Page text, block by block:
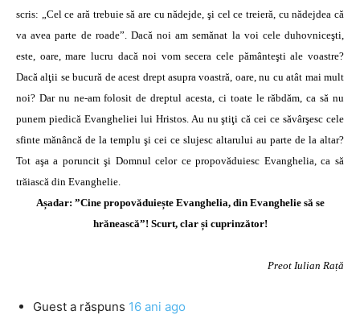
scris: „Cel ce ară trebuie să are cu nădejde, şi cel ce treieră, cu nădejdea că
va avea parte de roade”. Dacă noi am semănat la voi cele duhovniceşti,
este, oare, mare lucru dacă noi vom secera cele pământeşti ale voastre?
Dacă alţii se bucură de acest drept asupra voastră, oare, nu cu atât mai mult
noi? Dar nu ne-am folosit de dreptul acesta, ci toate le răbdăm, ca să nu
punem piedică Evangheliei lui Hristos. Au nu ştiţi că cei ce săvârşesc cele
sfinte mănâncă de la templu şi cei ce slujesc altarului au parte de la altar?
Tot aşa a poruncit şi Domnul celor ce propovăduiesc Evanghelia, ca să
trăiască din Evanghelie.
Așadar: ”Cine propovăduiește Evanghelia, din Evanghelie să se
hrănească”! Scurt, clar și cuprinzător!
Preot Iulian Rață
Guest a răspuns 16 ani ago